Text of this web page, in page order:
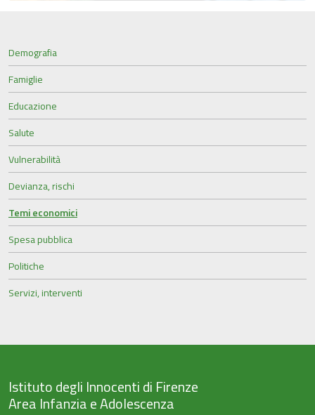
Demografia
Famiglie
Educazione
Salute
Vulnerabilità
Devianza, rischi
Temi economici
Spesa pubblica
Politiche
Servizi, interventi
Istituto degli Innocenti di Firenze
Area Infanzia e Adolescenza